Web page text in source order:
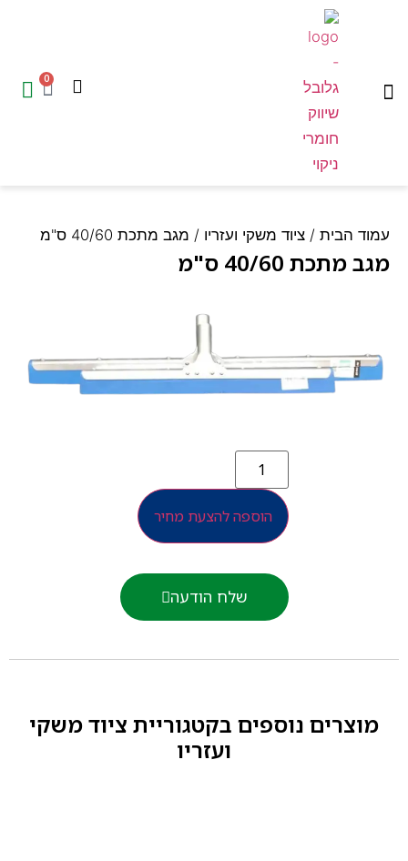
0
הבית /ציוד משקי ועזריו / מגב מתכת 40/60 ס"מ
מתכת 40/60 ס"מ
הוספה להצעת מחיר
שלח הודעה
נוספים בקטגורייתציוד משקי
ועזריו